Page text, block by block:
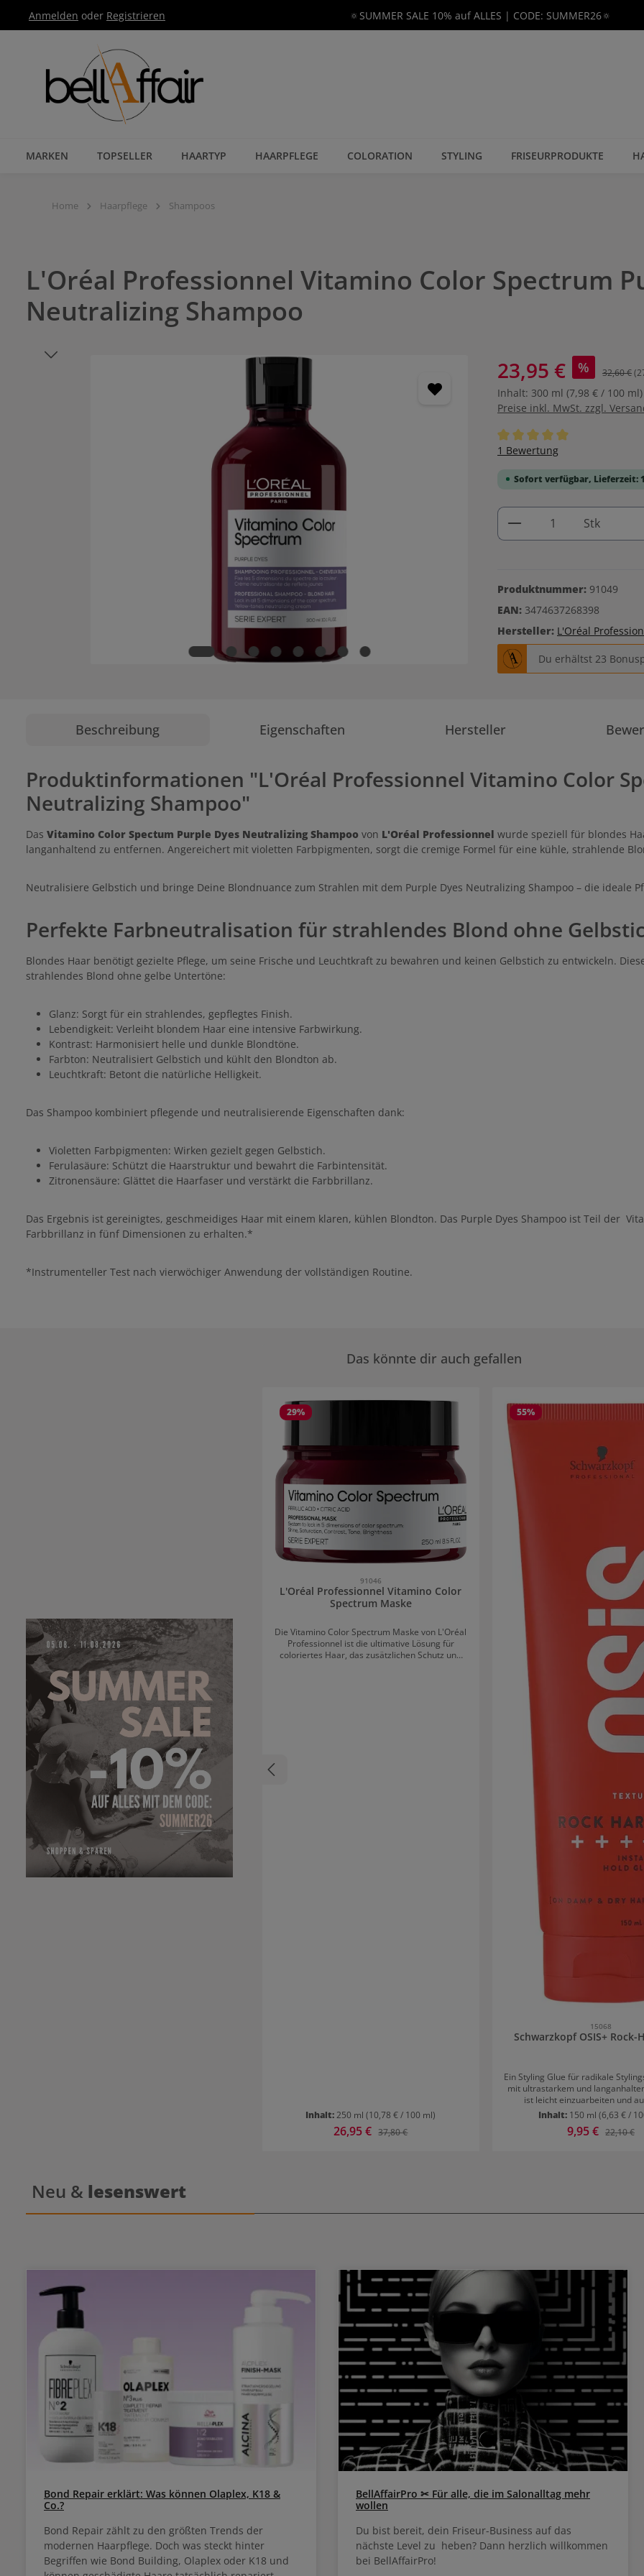
Hauptnavigation springen
Anmelden oder Registrieren 🔅SUMMER SALE 10% auf ALLES | CODE: SUMMER26🔅
MARKEN TOPSELLER HAARTYP HAARPFLEGE COLORATION STYLING FRISEURPRODUKTE
Home Haarpflege Shampoos
L'Oréal Professionnel Vitamino Color Spectrum
Neutralizing Shampoo
Bildergalerie überspringen 23,95 € % 32,60 €
Inhalt: 300 ml (7,98 € / 100 ml)
Preise inkl. MwSt. zzgl.
Durchschnittliche Bewertung
1 Bewertung
Sofort verfügbar, Lieferzeit:
Produkt Anzahl:
Stk
Produktnummer: 91049
EAN: 3474637268398
Hersteller: L'Oréal
Du erhältst 23
Beschreibung Eigenschaften Hersteller
Produktinformationen "L'Oréal Professionnel Vitamino Color
Neutralizing Shampoo"
Das Vitamino Color Spectum Purple Dyes Neutralizing Shampoo von L'Oréal Professionnel wurde speziell für blondes
langanhaltend zu entfernen. Angereichert mit violetten Farbpigmenten, sorgt die cremige Formel für eine kühle, strahlende
Neutralisiere Gelbstich und bringe Deine Blondnuance zum Strahlen mit dem Purple Dyes Neutralizing Shampoo – die ideale
Perfekte Farbneutralisation für strahlendes Blond ohne
Blondes Haar benötigt gezielte Pflege, um seine Frische und Leuchtkraft zu bewahren und keinen Gelbstich zu entwickeln.
strahlendes Blond ohne gelbe Untertöne:
Glanz: Sorgt für ein strahlendes, gepflegtes Finish.
Lebendigkeit: Verleiht blondem Haar eine intensive Farbwirkung.
Kontrast: Harmonisiert helle und dunkle Blondtöne.
Farbton: Neutralisiert Gelbstich und kühlt den Blondton ab.
Leuchtkraft: Betont die natürliche Helligkeit.
Das Shampoo kombiniert pflegende und neutralisierende Eigenschaften dank:
Violetten Farbpigmenten: Wirken gezielt gegen Gelbstich.
Ferulasäure: Schützt die Haarstruktur und bewahrt die Farbintensität.
Zitronensäure: Glättet die Haarfaser und verstärkt die Farbbrillanz.
Das Ergebnis ist gereinigtes, geschmeidiges Haar mit einem klaren, kühlen Blondton. Das Purple Dyes Shampoo ist Teil der
Farbbrillanz in fünf Dimensionen zu erhalten.*
*Instrumenteller Test nach vierwöchiger Anwendung der vollständigen Routine.
Das könnte dir auch gefallen
29%
91046
L'Oréal Professionnel Vitamino Color
Spectrum Maske
Die Vitamino Color Spectrum Maske von L'Oréal
Professionnel ist die ultimative Lösung für
coloriertes Haar, das zusätzlichen Schutz und
Inhalt:250 ml(10,78 € / 100 ml)
Verkaufspreis:
26,95 € Regulärer Preis:
37,80 €
55%
15068
Schwarzkopf OSIS+ Rock-
Ein Styling Glue für radikale
mit ultrastarkem und
ist leicht einzuarbeiten und
auszuwaschen. Schwarzkopf
Glue kann im feuchten oder
angewandt werden. Resultat: Ultrastarker und
Inhalt: 150 ml (6,63 € /
Verkaufspreis:
9,95 € Regulärer
22,10 €
Neu & lesenswert
Bond Repair erklärt: Was können Olaplex, K18 &
Co.?
Bond Repair zählt zu den größten Trends der
modernen Haarpflege. Doch was steckt hinter
Begriffen wie Bond Building, Olaplex oder K18 und
BellAffairPro ✂ Für alle, die im Salonalltag mehr
wollen
Du bist bereit, dein Friseur-Business auf das
nächste Level zu heben? Dann herzlich willkommen
bei BellAffairPro!